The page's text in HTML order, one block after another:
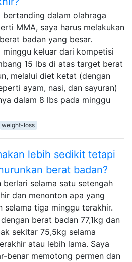
bertanding dalam olahraga
MMA, saya harus melakukan
badan yang besar.
minggu keluar dari kompetisi
15 lbs di atas target berat
melalui diet ketat (dengan
ayam, nasi, dan sayuran)
dalam 8 lbs pada minggu
weight-loss
lebih sedikit tetapi
berat badan?
berlari selama satu setengah
dan menonton apa yang
selama tiga minggu terakhir.
berat badan 77,1kg dan
sekitar 75,5kg selama
atau lebih lama. Saya
benar memotong permen dan